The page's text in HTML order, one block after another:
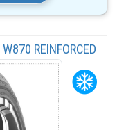
REINFORCED